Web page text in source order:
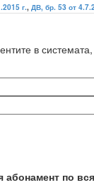
г., ДВ, бр. 53 от
в системата,
по